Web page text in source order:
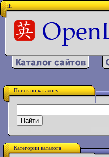
iii
Поиск по каталогу
Категории каталога